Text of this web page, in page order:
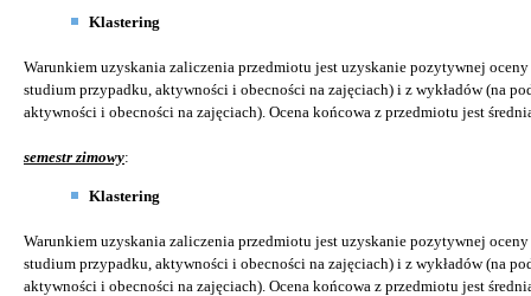
Klastering
Warunkiem uzyskania zaliczenia przedmiotu jest uzyskanie pozytywnej
studium przypadku, aktywności i obecności na zajęciach) i z wykładów (na
aktywności i obecności na zajęciach). Ocena końcowa z przedmiotu jest
semestr zimowy:
Klastering
Warunkiem uzyskania zaliczenia przedmiotu jest uzyskanie pozytywnej
studium przypadku, aktywności i obecności na zajęciach) i z wykładów (na
aktywności i obecności na zajęciach). Ocena końcowa z przedmiotu jest